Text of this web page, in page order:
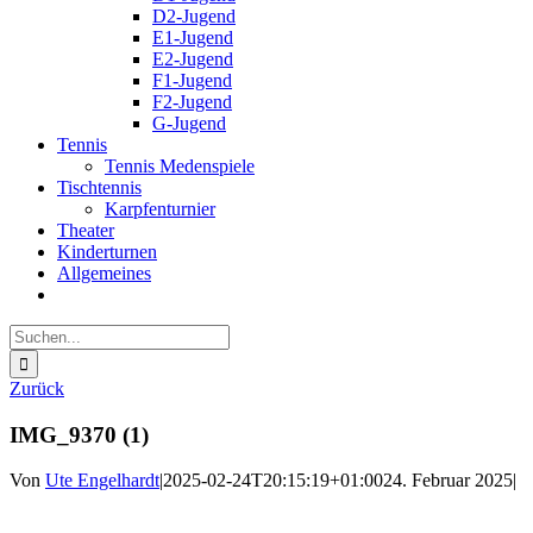
D2-Jugend
E1-Jugend
E2-Jugend
F1-Jugend
F2-Jugend
G-Jugend
Tennis
Tennis Medenspiele
Tischtennis
Karpfenturnier
Theater
Kinderturnen
Allgemeines
Suche
nach:
Zurück
IMG_9370 (1)
Von Ute Engelhardt|2025-02-24T20:15:19+01:0024. Februar 2025|